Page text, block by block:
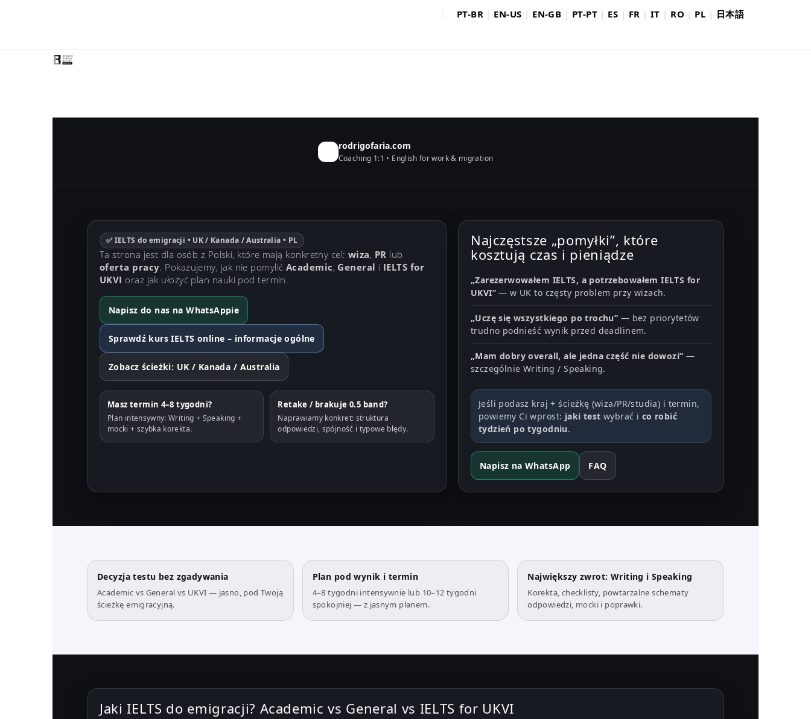
PT-BR | EN-US | EN-GB | PT-PT| ES | FR | IT | RO | PL | 日本語
rodrigofaria.com
Coaching 1:1 • English for work & migration
✅ IELTS do emigracji • UK / Kanada / Australia • PL
Ta strona jest dla osób z Polski, które mają konkretny cel: wiza, PR lub
oferta pracy. Pokazujemy, jak nie pomylić Academic, General i IELTS for
UKVI oraz jak ułożyć plan nauki pod termin.
Napisz do nas na WhatsAppie
Sprawdź kurs IELTS online – informacje ogólne
Zobacz ścieżki: UK / Kanada / Australia
Masz termin 4–8 tygodni?
Plan intensywny: Writing + Speaking +
mocki + szybka korekta.
Retake / brakuje 0.5 band?
Naprawiamy konkret: struktura
odpowiedzi, spójność i typowe błędy.
Najczęstsze „pomyłki”, które
kosztują czas i pieniądze
„Zarezerwowałem IELTS, a potrzebowałem IELTS for
UKVI”— w UK to częsty problem przy wizach.
„Uczę się wszystkiego po trochu” — bez priorytetów
trudno podnieść wynik przed deadlinem.
„Mam dobry overall, ale jedna część nie dowozi” —
szczególnie Writing / Speaking.
Jeśli podasz kraj + ścieżkę (wiza/PR/studia) i termin,
powiemy Ci wprost: jaki test wybrać i co robić
tydzień po tygodniu.
Napisz na WhatsApp FAQ
Decyzja testu bez zgadywania
Academic vs General vs UKVI — jasno, pod Twoją
ścieżkę emigracyjną.
Plan pod wynik i termin
4–8 tygodni intensywnie lub 10–12 tygodni
spokojniej — z jasnym planem.
Największy zwrot: Writing i Speaking
Korekta, checklisty, powtarzalne schematy
odpowiedzi, mocki i poprawki.
Jaki IELTS do emigracji? Academic vs General vs IELTS for UKVI